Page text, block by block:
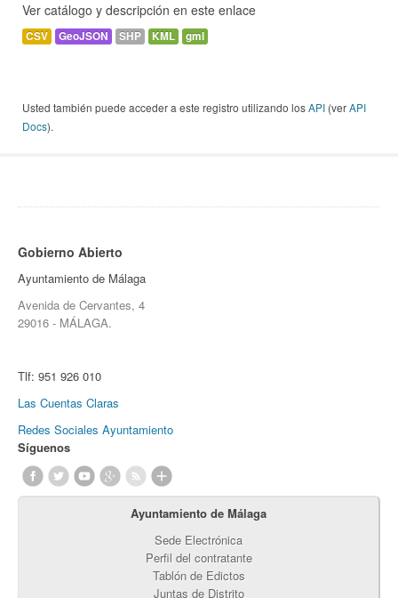
Ver catálogo y descripción en este enlace
CSV GeoJSON SHP KML gml
Usted también puede acceder a este registro utilizando losAPI (verAPI
Docs).
Gobierno Abierto
Ayuntamiento de Málaga
Avenida de Cervantes, 4
29016 - MÁLAGA.
Tlf: 951 926 010
Las Cuentas Claras
Redes Sociales Ayuntamiento
Síguenos
Ayuntamiento de Málaga
Sede Electrónica
Perfil del contratante
Tablón de Edictos
Juntas de Distrito